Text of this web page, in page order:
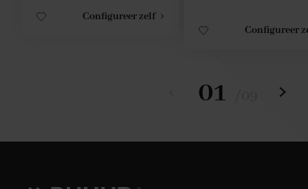
Configureer zelf
Configureer
01